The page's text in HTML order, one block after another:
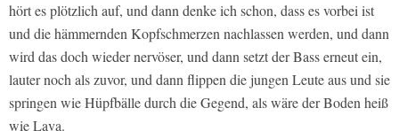
hört es plötzlich auf, und dann denke ich schon, dass es vorbei ist
und die hämmernden Kopfschmerzen nachlassen werden, und dann
wird das doch wieder nervöser, und dann setzt der Bass erneut ein,
lauter noch als zuvor, und dann flippen die jungen Leute aus und sie
springen wie Hüpfbälle durch die Gegend, als wäre der Boden heiß
wie Lava.